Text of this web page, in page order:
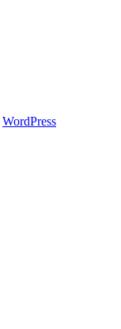
WordPress